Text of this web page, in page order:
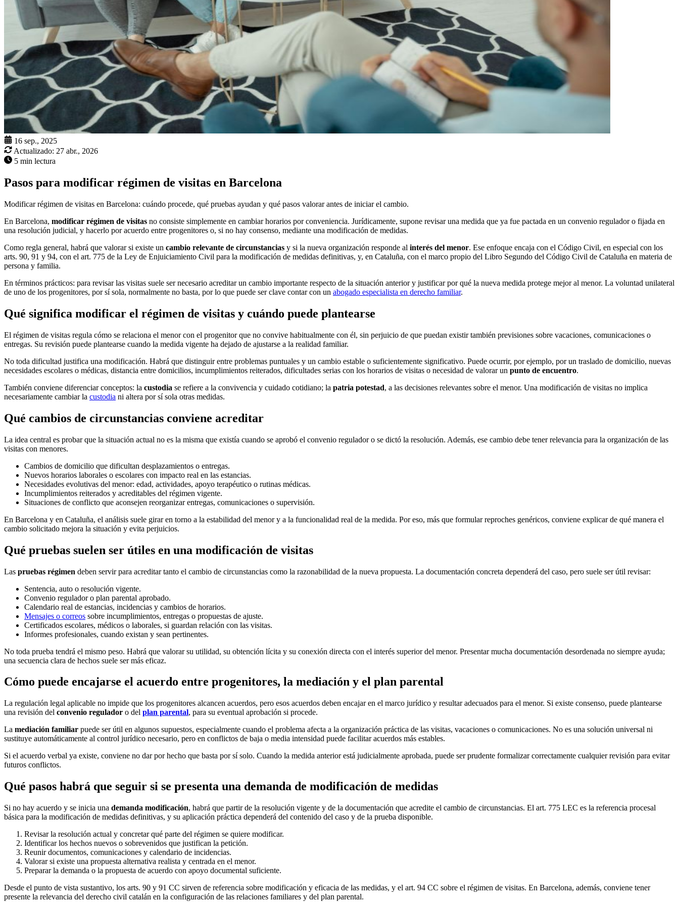
16 sep., 2025
Actualizado: 27 abr., 2026
5 min lectura
Pasos para modificar régimen de visitas en Barcelona
Modificar régimen de visitas en Barcelona: cuándo procede, qué pruebas ayudan y qué pasos valorar antes de iniciar el cambio.
En Barcelona, modificar régimen de visitas no consiste simplemente en cambiar horarios por conveniencia. Jurídicamente, supone revisar una medida que ya fue pactada en un convenio regulador o fijada en
una resolución judicial, y hacerlo por acuerdo entre progenitores o, si no hay consenso, mediante una modificación de medidas.
Como regla general, habrá que valorar si existe un cambio relevante de circunstancias y si la nueva organización responde al interés del menor. Ese enfoque encaja con el Código Civil, en especial con los
arts. 90, 91 y 94, con el art. 775 de la Ley de Enjuiciamiento Civil para la modificación de medidas definitivas, y, en Cataluña, con el marco propio del Libro Segundo del Código Civil de Cataluña en materia de
persona y familia.
En términos prácticos: para revisar las visitas suele ser necesario acreditar un cambio importante respecto de la situación anterior y justificar por qué la nueva medida protege mejor al menor. La voluntad unilateral
de uno de los progenitores, por sí sola, normalmente no basta, por lo que puede ser clave contar con un abogado especialista en derecho familiar.
Qué significa modificar el régimen de visitas y cuándo puede plantearse
El régimen de visitas regula cómo se relaciona el menor con el progenitor que no convive habitualmente con él, sin perjuicio de que puedan existir también previsiones sobre vacaciones, comunicaciones o
entregas. Su revisión puede plantearse cuando la medida vigente ha dejado de ajustarse a la realidad familiar.
No toda dificultad justifica una modificación. Habrá que distinguir entre problemas puntuales y un cambio estable o suficientemente significativo. Puede ocurrir, por ejemplo, por un traslado de domicilio, nuevas
necesidades escolares o médicas, distancia entre domicilios, incumplimientos reiterados, dificultades serias con los horarios de visitas o necesidad de valorar un punto de encuentro.
También conviene diferenciar conceptos: la custodia se refiere a la convivencia y cuidado cotidiano; la patria potestad, a las decisiones relevantes sobre el menor. Una modificación de visitas no implica
necesariamente cambiar la custodia ni altera por sí sola otras medidas.
Qué cambios de circunstancias conviene acreditar
La idea central es probar que la situación actual no es la misma que existía cuando se aprobó el convenio regulador o se dictó la resolución. Además, ese cambio debe tener relevancia para la organización de las
visitas con menores.
Cambios de domicilio que dificultan desplazamientos o entregas.
Nuevos horarios laborales o escolares con impacto real en las estancias.
Necesidades evolutivas del menor: edad, actividades, apoyo terapéutico o rutinas médicas.
Incumplimientos reiterados y acreditables del régimen vigente.
Situaciones de conflicto que aconsejen reorganizar entregas, comunicaciones o supervisión.
En Barcelona y en Cataluña, el análisis suele girar en torno a la estabilidad del menor y a la funcionalidad real de la medida. Por eso, más que formular reproches genéricos, conviene explicar de qué manera el
cambio solicitado mejora la situación y evita perjuicios.
Qué pruebas suelen ser útiles en una modificación de visitas
Las pruebas régimen deben servir para acreditar tanto el cambio de circunstancias como la razonabilidad de la nueva propuesta. La documentación concreta dependerá del caso, pero suele ser útil revisar:
Sentencia, auto o resolución vigente.
Convenio regulador o plan parental aprobado.
Calendario real de estancias, incidencias y cambios de horarios.
Mensajes o correos sobre incumplimientos, entregas o propuestas de ajuste.
Certificados escolares, médicos o laborales, si guardan relación con las visitas.
Informes profesionales, cuando existan y sean pertinentes.
No toda prueba tendrá el mismo peso. Habrá que valorar su utilidad, su obtención lícita y su conexión directa con el interés superior del menor. Presentar mucha documentación desordenada no siempre ayuda;
una secuencia clara de hechos suele ser más eficaz.
Cómo puede encajarse el acuerdo entre progenitores, la mediación y el plan parental
La regulación legal aplicable no impide que los progenitores alcancen acuerdos, pero esos acuerdos deben encajar en el marco jurídico y resultar adecuados para el menor. Si existe consenso, puede plantearse
una revisión del convenio regulador o del plan parental, para su eventual aprobación si procede.
La mediación familiar puede ser útil en algunos supuestos, especialmente cuando el problema afecta a la organización práctica de las visitas, vacaciones o comunicaciones. No es una solución universal ni
sustituye automáticamente al control jurídico necesario, pero en conflictos de baja o media intensidad puede facilitar acuerdos más estables.
Si el acuerdo verbal ya existe, conviene no dar por hecho que basta por sí solo. Cuando la medida anterior está judicialmente aprobada, puede ser prudente formalizar correctamente cualquier revisión para evitar
futuros conflictos.
Qué pasos habrá que seguir si se presenta una demanda de modificación de medidas
Si no hay acuerdo y se inicia una demanda modificación, habrá que partir de la resolución vigente y de la documentación que acredite el cambio de circunstancias. El art. 775 LEC es la referencia procesal
básica para la modificación de medidas definitivas, y su aplicación práctica dependerá del contenido del caso y de la prueba disponible.
Revisar la resolución actual y concretar qué parte del régimen se quiere modificar.
Identificar los hechos nuevos o sobrevenidos que justifican la petición.
Reunir documentos, comunicaciones y calendario de incidencias.
Valorar si existe una propuesta alternativa realista y centrada en el menor.
Preparar la demanda o la propuesta de acuerdo con apoyo documental suficiente.
Desde el punto de vista sustantivo, los arts. 90 y 91 CC sirven de referencia sobre modificación y eficacia de las medidas, y el art. 94 CC sobre el régimen de visitas. En Barcelona, además, conviene tener
presente la relevancia del derecho civil catalán en la configuración de las relaciones familiares y del plan parental.